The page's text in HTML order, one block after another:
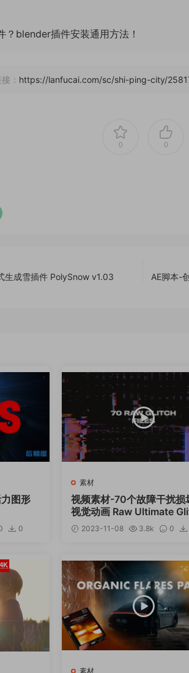
？blender插件安装通用方法！
： https://lanfucai.com/sc/shi-ping-city/
0 0
生成雪插件 PolySnow v1.03
AE脚本-
图形
0
素材
视频素材-70个故障干扰损
视觉动画 Raw Ultimate
2023-11-08 3.8k 0
素材